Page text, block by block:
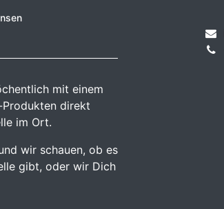
mit einem
direkt
im Ort.
wir schauen, ob es
gibt, oder wir Dich